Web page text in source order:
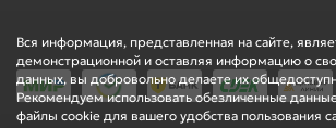
Вся информация, представленная на сайте,
демонстрационной и оставляя информацию о
данных, вы добровольно делаете их
Рекомендуем использовать обезличенные
файлы cookie для вашего удобства пользования